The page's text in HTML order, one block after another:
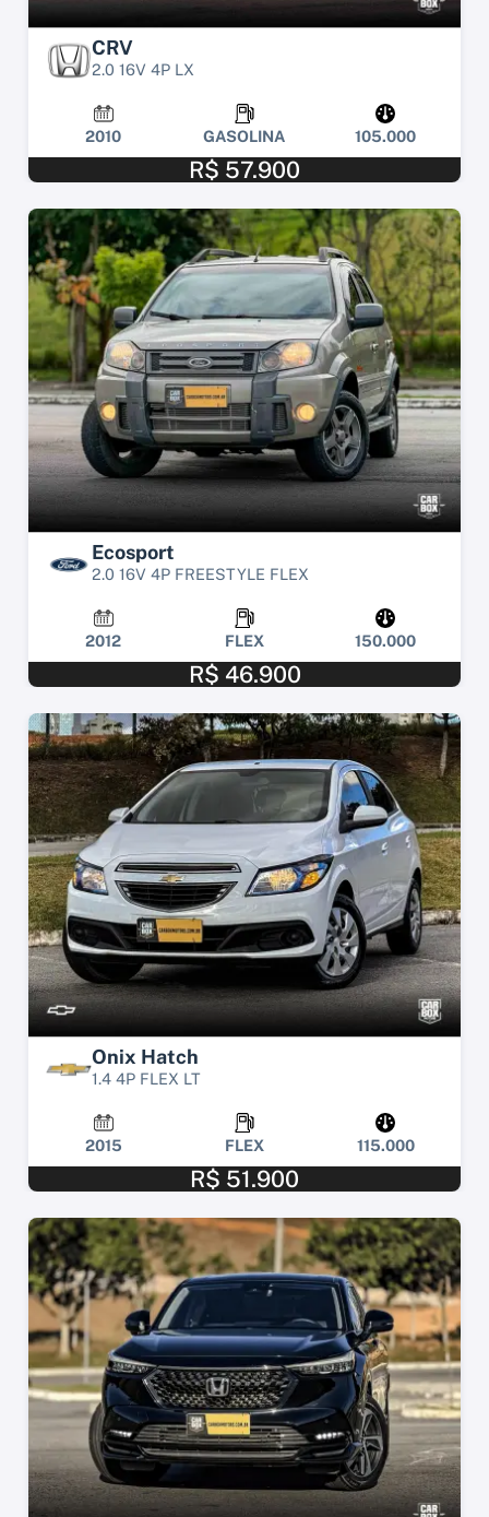
CRV
2.0 16V 4P LX
2010 GASOLINA 105.000
R$ 57.900
Ecosport
2.0 16V 4P FREESTYLE FLEX
2012 FLEX 150.000
R$ 46.900
Onix Hatch
1.4 4P FLEX LT
2015 FLEX 115.000
R$ 51.900